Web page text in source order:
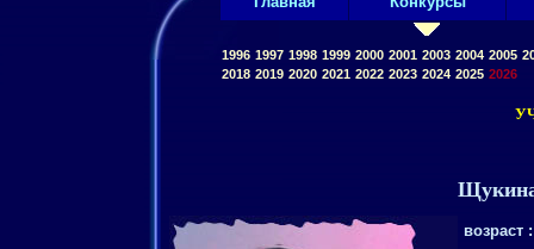
1996 1997 1998 1999 2000 2001 2003 2004 2005
2018 2019 2020 2021 2022 2023 2024 2025 2026
возраст :